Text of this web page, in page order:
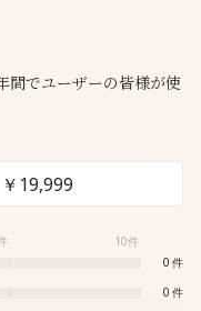
間でユーザーの皆様が使
19,999
10件
0
0